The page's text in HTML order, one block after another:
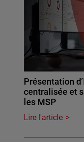
Présentation
centralisée et
les MSP
Lire l'article